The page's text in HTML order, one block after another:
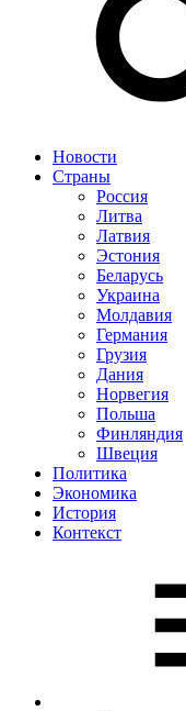
Новости
Страны
Россия
Литва
Латвия
Эстония
Беларусь
Украина
Молдавия
Германия
Грузия
Дания
Норвегия
Польша
Финляндия
Швеция
Политика
Экономика
История
Контекст